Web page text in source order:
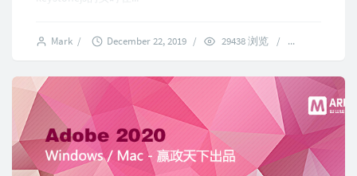
Mark / December 22, 2019 / 29438 浏览 /